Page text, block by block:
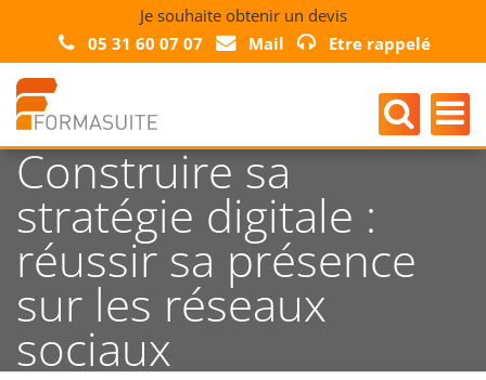
Je souhaite obtenir un devis
05 31 60 07 07
Mail Etre rappelé
Construire sa
stratégie digitale :
réussir sa présence
sur les réseaux
sociaux